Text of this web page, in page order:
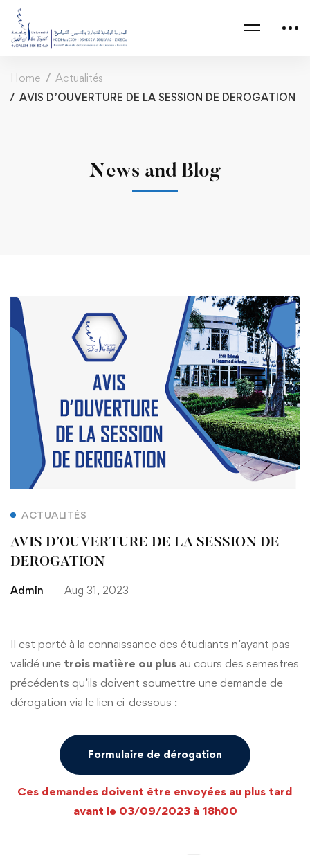
Home
Actualités
AVIS D’OUVERTURE DE LA SESSION DE DEROGATION
News and Blog
AVIS
D’OUVERTURE
DE
LA
SESSION
DE
DEROGATION
ACTUALITÉS
AVIS D’OUVERTURE DE LA SESSION DE
DEROGATION
Admin Aug 31, 2023
Il est porté à la connaissance des étudiants n’ayant pas
validé une trois matière ou plus au cours des semestres
précédents qu’ils doivent soumettre une demande de
dérogation via le lien ci-dessous :
Formulaire de dérogation
Ces demandes doivent être envoyées au plus tard
avant le 03/09/2023 à 18h00